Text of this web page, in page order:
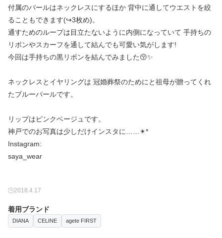
付属のパールはネックレスにするほか 背中に通してウエストを絞
ることもできます(↪︎3枚め)。
通すためのループは目立たないように内側になっていて 手持ちの
リボンやスカーフを通して結んでも可愛い気がします!
今回は手持ちの黒リボンを結んでみました😚✨
ネックレスとイヤリングは 冠婚葬祭のためにと祖母が贈ってくれ
たブルーパールです。
リップはピンクベージュです。
神戸でのお写真は少しだけインスタに……✴︎*
Instagram:
2018.4.17
着用ブランド
DIANA CELINE agete FIRST